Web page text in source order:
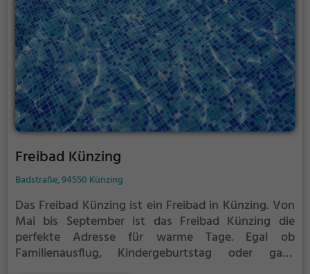
Freibad Künzing
Badstraße, 94550 Künzing
Das Freibad Künzing ist ein Freibad in Künzing. Von
Mai bis September ist das Freibad Künzing die
perfekte Adresse für warme Tage. Egal ob
Familienausflug, Kindergeburtstag oder ganz